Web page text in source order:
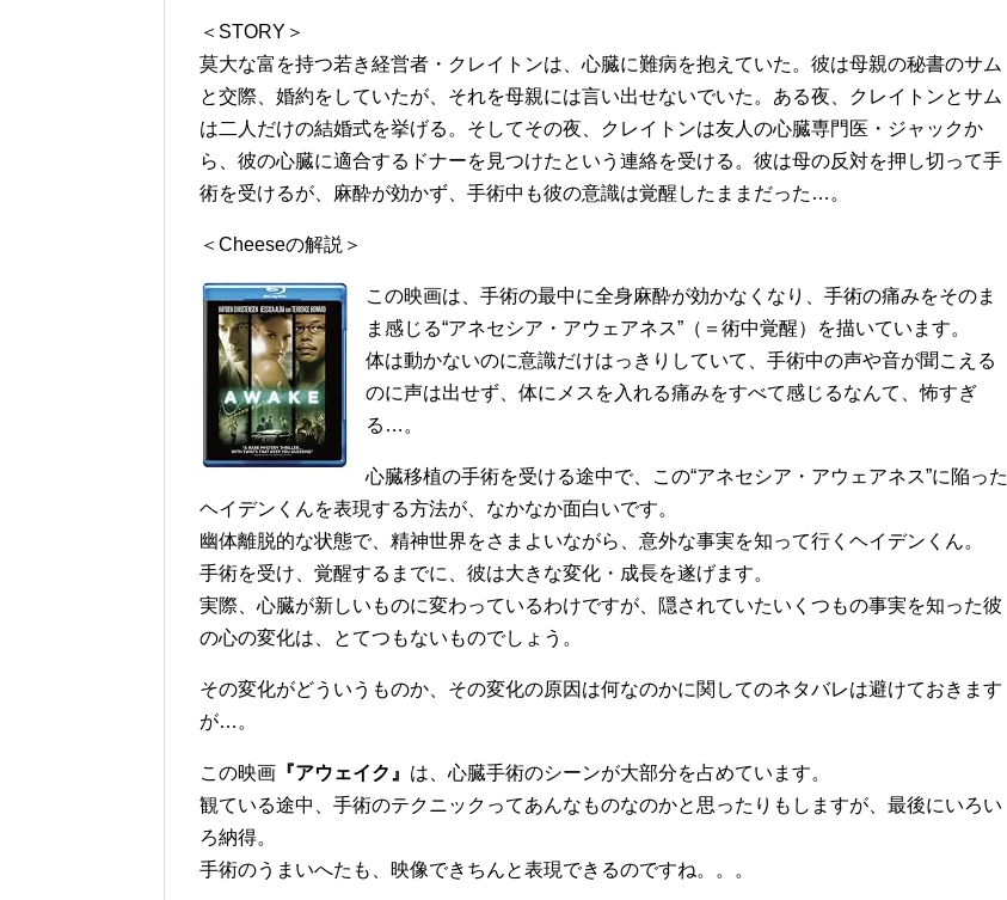
＜STORY＞
莫大な富を持つ若き経営者・クレイトンは、心臓に難病を抱えていた。彼は母親の秘書のサム
と交際、婚約をしていたが、それを母親には言い出せないでいた。ある夜、クレイトンとサム
は二人だけの結婚式を挙げる。そしてその夜、クレイトンは友人の心臓専門医・ジャックか
ら、彼の心臓に適合するドナーを見つけたという連絡を受ける。彼は母の反対を押し切って手
術を受けるが、麻酔が効かず、手術中も彼の意識は覚醒したままだった…。
＜Cheeseの解説＞
この映画は、手術の最中に全身麻酔が効かなくなり、手術の痛みをそのま
ま感じる“アネセシア・アウェアネス”（＝術中覚醒）を描いています。
体は動かないのに意識だけはっきりしていて、手術中の声や音が聞こえる
のに声は出せず、体にメスを入れる痛みをすべて感じるなんて、怖すぎ
る…。
心臓移植の手術を受ける途中で、この“アネセシア・アウェアネス”に陥った
ヘイデンくんを表現する方法が、なかなか面白いです。
幽体離脱的な状態で、精神世界をさまよいながら、意外な事実を知って行くヘイデンくん。
手術を受け、覚醒するまでに、彼は大きな変化・成長を遂げます。
実際、心臓が新しいものに変わっているわけですが、隠されていたいくつもの事実を知った彼
の心の変化は、とてつもないものでしょう。
その変化がどういうものか、その変化の原因は何なのかに関してのネタバレは避けておきます
が…。
この映画 『アウェイク』 は、心臓手術のシーンが大部分を占めています。
観ている途中、手術のテクニックってあんなものなのかと思ったりもしますが、最後にいろい
ろ納得。
手術のうまいへたも、映像できちんと表現できるのですね。。。